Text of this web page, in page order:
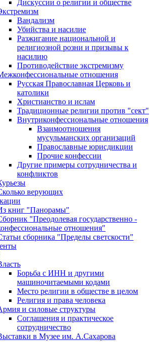
Дискуссии о религии и обществе
Вандализм
Убийства и насилие
Разжигание национальной и
религиозной розни и призывы к
насилию
Противодействие экстремизму
отношения
Русская Православная Церковь и
католики
Христианство и ислам
Традиционные религии против "сект"
Внутриконфессиональные отношения
Взаимоотношения
мусульманских организаций
Православные юрисдикции
Прочие конфессии
Другие примеры сотрудничества и
конфликтов
верующих
книг "Панорамы"
"Преодолевая государственно -
отношения"
сборника "Пределы светскости"
Борьба с ИНН и другими
машиночитаемыми кодами
Место религии в обществе в целом
Религия и права человека
и силовые структуры
Соглашения и практическое
сотрудничество
в Музее им. А.Сахарова